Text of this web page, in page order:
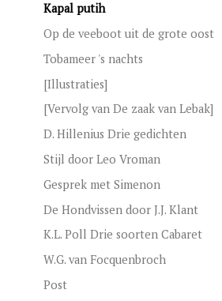
Kapal putih
Op de veeboot uit de grote oost
Tobameer 's nachts
[Illustraties]
[Vervolg van De zaak van Lebak]
D. Hillenius Drie gedichten
Stijl door Leo Vroman
Gesprek met Simenon
De Hondvissen door J.J. Klant
K.L. Poll Drie soorten Cabaret
W.G. van Focquenbroch
Post